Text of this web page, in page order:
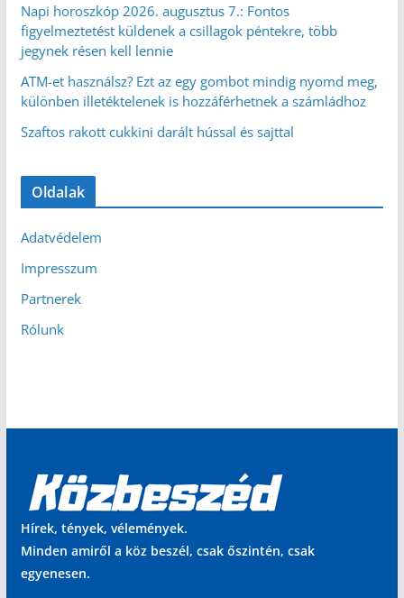
Napi horoszkóp 2026. augusztus 7.: Fontos
figyelmeztetést küldenek a csillagok péntekre, több
jegynek résen kell lennie
ATM-et használsz? Ezt az egy gombot mindig nyomd meg,
különben illetéktelenek is hozzáférhetnek a számládhoz
Szaftos rakott cukkini darált hússal és sajttal
Oldalak
Adatvédelem
Impresszum
Partnerek
Rólunk
Hírek, tények, vélemények.
Minden amiről a köz beszél, csak őszintén, csak
egyenesen.